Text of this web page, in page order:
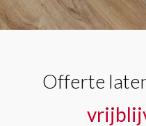
Offerte